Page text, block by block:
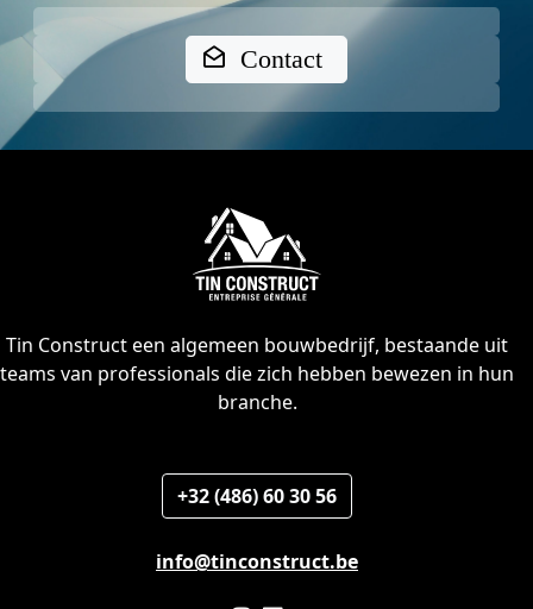
Contact
Tin Construct een algemeen bouwbedrijf, bestaande uit
teams van professionals die zich hebben bewezen in hun
branche.
+32 (486) 60 30 56
info@tinconstruct.be